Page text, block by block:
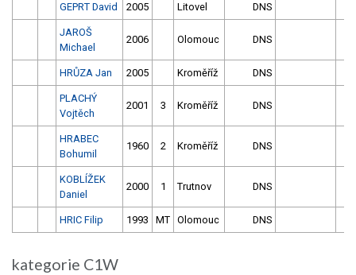
GEPRT David 2005 Litovel DNS
JAROŠ
Michael
2006 Olomouc DNS
HRŮZA Jan 2005 Kroměříž DNS
PLACHÝ
Vojtěch
2001 3 Kroměříž DNS
HRABEC
Bohumil
1960 2 Kroměříž DNS
KOBLÍŽEK
Daniel
2000 1 Trutnov DNS
HRIC Filip 1993 MT Olomouc DNS
kategorie C1W